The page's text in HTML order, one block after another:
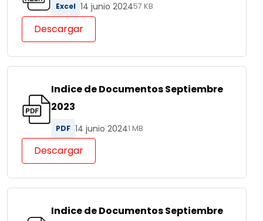
Excel 14 junio 202457 KB
Descargar
Indice de Documentos Septiembre
2023
PDF 14 junio 20241 MB
Descargar
Indice de Documentos Septiembre